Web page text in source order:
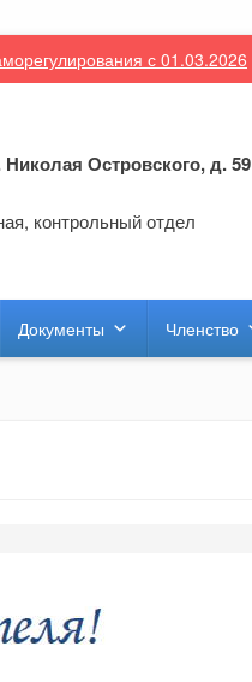
с 01.03.2026
Николая Островского, д. 59
контрольный отдел
Документы Членство